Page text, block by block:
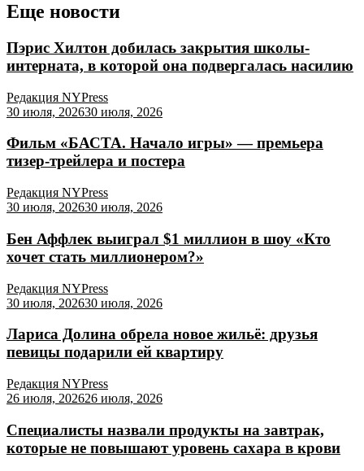
Еще новости
Пэрис Хилтон добилась закрытия школы-
интерната, в которой она подвергалась насилию
Редакция NYPress
30 июля, 202630 июля, 2026
Фильм «БАСТА. Начало игры» — премьера
тизер-трейлера и постера
Редакция NYPress
30 июля, 202630 июля, 2026
Бен Аффлек выиграл $1 миллион в шоу «Кто
хочет стать миллионером?»
Редакция NYPress
30 июля, 202630 июля, 2026
Лариса Долина обрела новое жильё: друзья
певицы подарили ей квартиру
Редакция NYPress
26 июля, 202626 июля, 2026
Специалисты назвали продукты на завтрак,
которые не повышают уровень сахара в крови